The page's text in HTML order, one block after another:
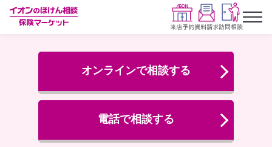
オンラインで相談する
電話で相談する